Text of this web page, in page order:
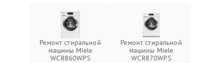
Ремонт стиральной
машины Miele
WCR860WPS
Ремонт стиральной
машины Miele
WCR870WPS